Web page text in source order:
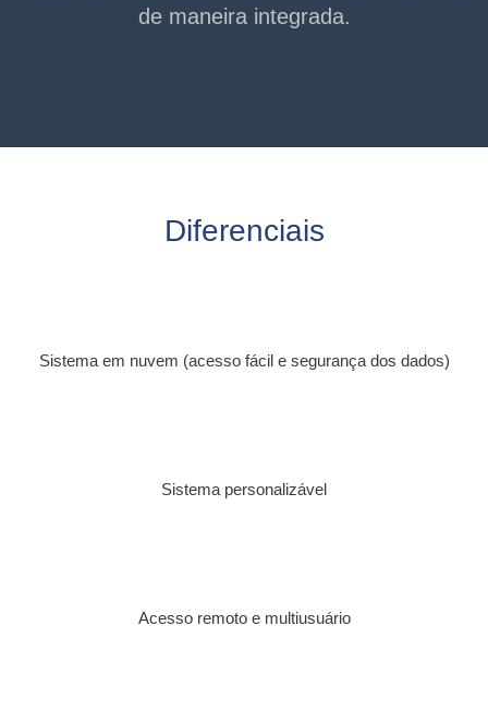
de maneira integrada.
Diferenciais
Sistema em nuvem (acesso fácil e segurança dos dados)
Sistema personalizável
Acesso remoto e multiusuário